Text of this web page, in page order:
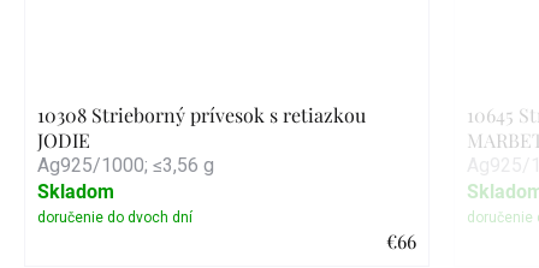
10308 Strieborný prívesok s retiazkou
JODIE
Ag925/1000; ≤3,56 g
€66
Skladom
10645